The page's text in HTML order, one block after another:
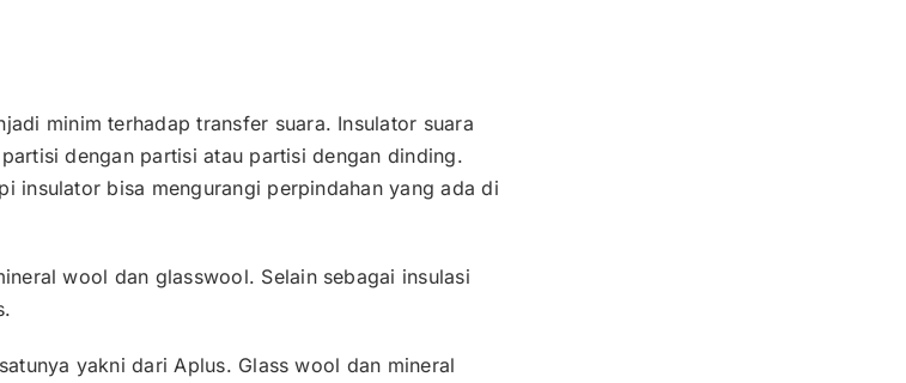
minim terhadap transfer suara. Insulator suara
dengan partisi atau partisi dengan dinding.
insulator bisa mengurangi perpindahan yang ada di
wool dan glasswool. Selain sebagai insulasi
yakni dari Aplus. Glass wool dan mineral